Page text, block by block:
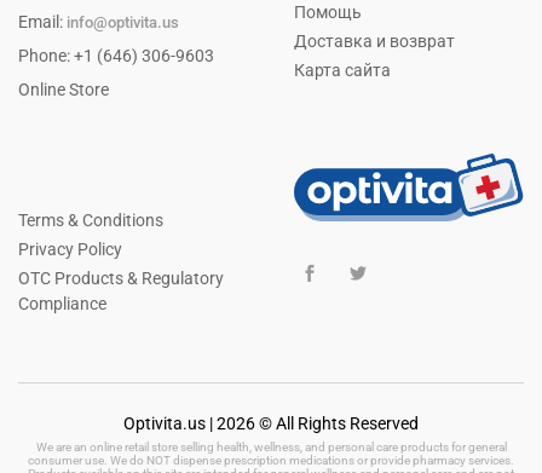
Email: info@optivita.us
Phone: +1 (646) 306-9603
Online Store
Помощь
Доставка и возврат
Карта сайта
Terms & Conditions
Privacy Policy
OTC Products & Regulatory
Compliance
Optivita.us | 2026 © All Rights Reserved
We are an online retail store selling health, wellness, and personal care products for general
consumer use. We do NOT dispense prescription medications or provide pharmacy services.